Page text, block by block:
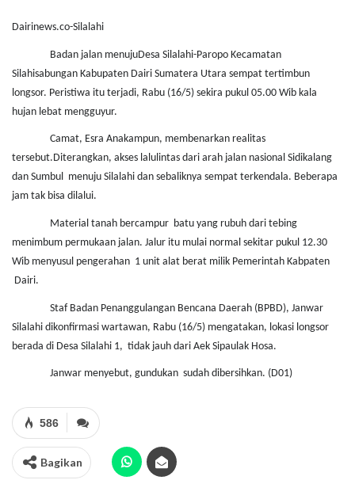
Dairinews.co-Silalahi
Badan jalan menujuDesa Silalahi-Paropo Kecamatan
Silahisabungan Kabupaten Dairi Sumatera Utara sempat tertimbun
longsor. Peristiwa itu terjadi, Rabu (16/5) sekira pukul 05.00 Wib kala
hujan lebat mengguyur.
Camat, Esra Anakampun, membenarkan realitas
tersebut.Diterangkan, akses lalulintas dari arah jalan nasional Sidikalang
dan Sumbul menuju Silalahi dan sebaliknya sempat terkendala. Beberapa
jam tak bisa dilalui.
Material tanah bercampur batu yang rubuh dari tebing
menimbum permukaan jalan. Jalur itu mulai normal sekitar pukul 12.30
Wib menyusul pengerahan 1 unit alat berat milik Pemerintah Kabpaten
Dairi.
Staf Badan Penanggulangan Bencana Daerah (BPBD), Janwar
Silalahi dikonfirmasi wartawan, Rabu (16/5) mengatakan, lokasi longsor
berada di Desa Silalahi 1, tidak jauh dari Aek Sipaulak Hosa.
Janwar menyebut, gundukan sudah dibersihkan. (D01)
586
Bagikan